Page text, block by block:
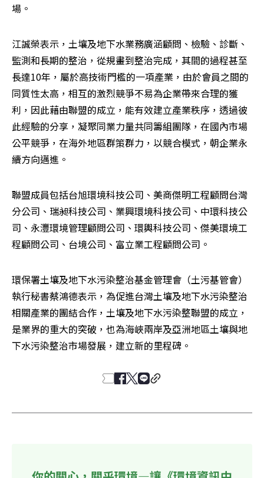
場。
江誠榮表示，土壤及地下水業務廣涵顧問、檢驗、診斷、
監測和長期的整治，從規畫到整治完成，其間的過程甚至
長達10年，屬於高技術門檻的一項產業，由於會員之間的
同質性太高，相互的激烈競爭不易為企業帶來合理的獲
利，因此藉由聯盟的成立，能有效建立產業秩序，透過彼
此經驗的分享，凝聚同業力量共同籌組團隊，在國內市場
公平競爭，在海外地區群策群力，以競合模式，朝企業永
續方向邁進。
聯盟成員包括台旭環境科技公司、美商傑明工程顧問台灣
分公司、瑞昶科技公司、業興環境科技公司、中環科技公
司、永灃環境管理顧問公司、環輿科技公司、傑美環境工
程顧問公司、台境公司、富立業工程顧問公司。
環保署土壤及地下水污染整治基金管理會（土污基管會）
執行秘書蔡鴻德表示，為促進台灣土壤及地下水污染整治
相關產業的團結合作，土壤及地下水污染整聯盟的成立，
是業界的重大的突破，也為海峽兩岸及亞洲地區土壤與地
下水污染整治市場發展，建立新的里程碑。